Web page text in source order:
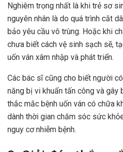
Nghiêm trọng nhất là khi trẻ sơ
nguyên nhân là do quá trình cắt
bảo yêu cầu vô trùng. Hoặc khi
chưa biết cách vệ sinh sạch sẽ,
uốn ván xâm nhập và phát triển.
Các bác sĩ cũng cho biết người
năng bị vi khuẩn tấn công và gây
thắc mắc bệnh uốn ván có chữa
dành thời gian chăm sóc sức
nguy cơ nhiễm bệnh.